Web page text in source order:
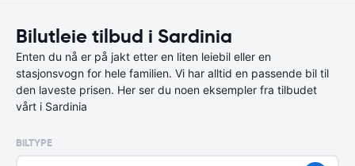
Bilutleie tilbud i Sardinia
Enten du nå er på jakt etter en liten leiebil eller en
stasjonsvogn for hele familien. Vi har alltid en passende bil til
den laveste prisen. Her ser du noen eksempler fra tilbudet
vårt i Sardinia
BILTYPE